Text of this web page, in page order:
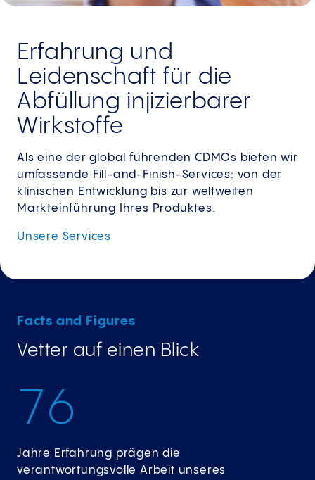
Erfahrung und
Leidenschaft für die
Abfüllung injizierbarer
Wirkstoffe
Als eine der global führenden CDMOs bieten wir
umfassende Fill-and-Finish-Services: von der
klinischen Entwicklung bis zur weltweiten
Markteinführung Ihres Produktes.
Unsere Services
Facts and Figures
Vetter auf einen Blick
76
Jahre Erfahrung prägen die
verantwortungsvolle Arbeit unseres